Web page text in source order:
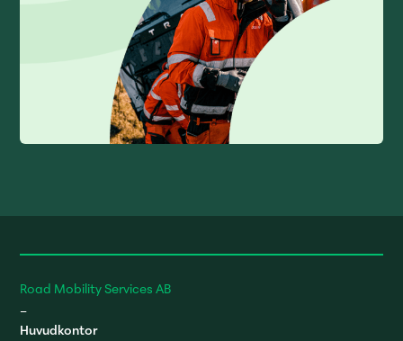
Road Mobility Services AB
–
Huvudkontor